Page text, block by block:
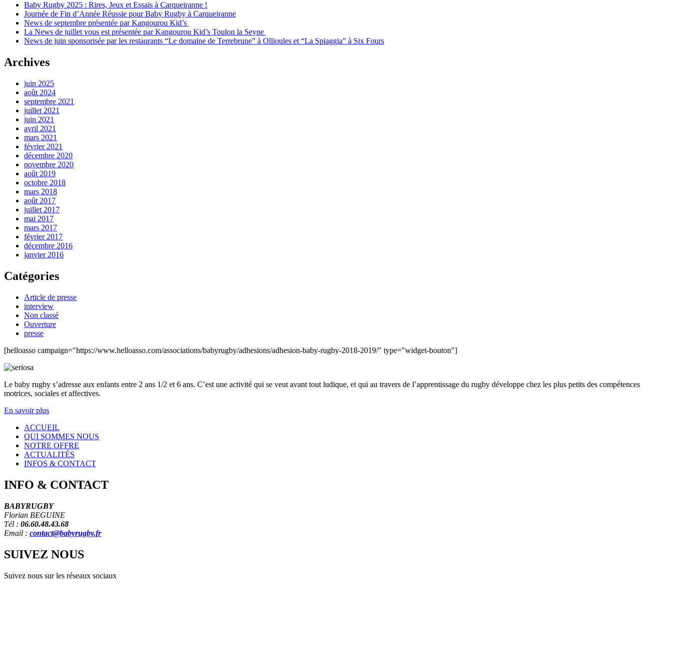
Baby Rugby 2025 : Rires, Jeux et Essais à Carqueiranne !
Journée de Fin d’Année Réussie pour Baby Rugby à Carqueiranne
News de septembre présentée par Kangourou Kid’s
La News de juillet vous est présentée par Kangourou Kid’s Toulon la Seyne
News de juin sponsorisée par les restaurants “Le domaine de Terrebrune” à Ollioules et “La Spiaggia” à Six Fours
Archives
juin 2025
août 2024
septembre 2021
juillet 2021
juin 2021
avril 2021
mars 2021
février 2021
décembre 2020
novembre 2020
août 2019
octobre 2018
mars 2018
août 2017
juillet 2017
mai 2017
mars 2017
février 2017
décembre 2016
janvier 2016
Catégories
Article de presse
interview
Non classé
Ouverture
presse
[helloasso campaign="https://www.helloasso.com/associations/babyrugby/adhesions/adhesion-baby-rugby-2018-2019/" type="widget-bouton"]
Le baby rugby s’adresse aux enfants entre 2 ans 1/2 et 6 ans. C’est une activité qui se veut avant tout ludique, et qui au travers de l’apprentissage du rugby développe chez les plus petits des compétences
motrices, sociales et affectives.
En savoir plus
ACCUEIL
QUI SOMMES NOUS
NOTRE OFFRE
ACTUALITÉS
INFOS & CONTACT
INFO & CONTACT
BABYRUGBY
Florian BEGUINE
Tél : 06.60.48.43.68
Email : contact@babyrugby.fr
SUIVEZ NOUS
Suivez nous sur les réseaux sociaux